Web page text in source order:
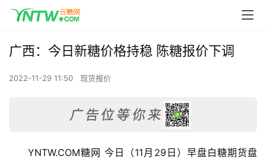
广西：今日新糖价格持稳 陈糖报价下调
2022-11-29 11:50 现货报价
YNTW.COM糖网 今日（11月29日）早盘白糖期货盘